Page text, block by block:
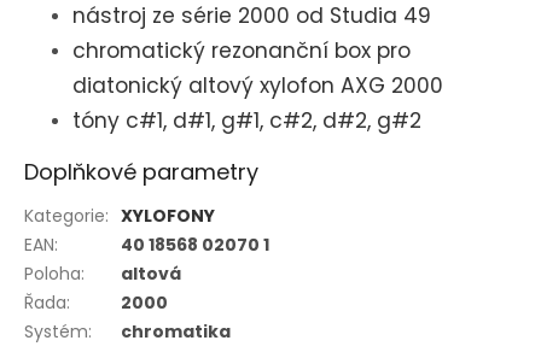
nástroj ze série 2000 od Studia 49
chromatický rezonanční box pro
diatonický altový xylofon AXG 2000
tóny c#1, d#1, g#1, c#2, d#2, g#2
Doplňkové parametry
Kategorie: XYLOFONY
EAN:
40 18568 02070 1
Poloha:
altová
Řada:
2000
Systém: chromatika